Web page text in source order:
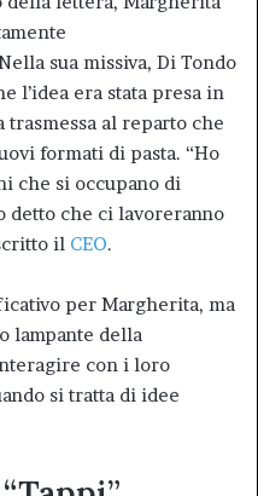
sua missiva, Di Tondo
l’idea era stata presa in
trasmessa al reparto che
formati di pasta. “Ho
che si occupano di
detto che ci lavoreranno
il CEO.
per Margherita, ma
lampante della
con i loro
si tratta di idee